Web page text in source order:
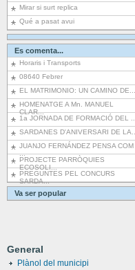
Mirar si surt replica
Qué a pasat avui
Es comenta...
Horaris i Transports
08640 Febrer
EL MATRIMONIO: UN CAMINO DE...
HOMENATGE A Mn. MANUEL
CLAR...
1a JORNADA DE FORMACIÓ DEL ...
SARDANES D'ANIVERSARI DE LA...
JUANJO FERNÁNDEZ PENSA COM
...
PROJECTE PARRÒQUIES
ECOSOLI...
PREGUNTES PEL CONCURS
SARDA...
Va ser popular
General
Plànol del municipi